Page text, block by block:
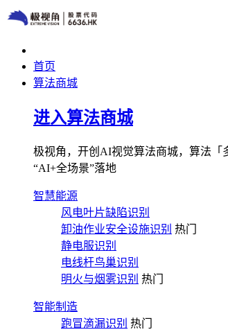
首页
算法商城
进入算法商城
极视角，开创AI视觉算法商城，算法「
“AI+全场景”落地
智慧能源
风电叶片缺陷识别
卸油作业安全设施识别 热门
静电服识别
电线杆鸟巢识别
明火与烟雾识别 热门
智能制造
跑冒滴漏识别 热门